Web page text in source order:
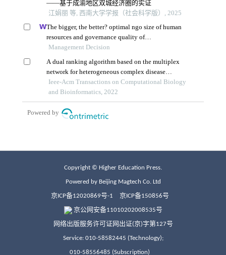
Copyright © Higher Education Press.
Powered by Beijing Magtech Co. Ltd
京ICP备12020869号-1 京ICP备150856号
京公网安备11010202008535号
网络出版服务许可证网出证(京)字第127号
Service: 010-58582445 (Technology);
010-58556485 (Subscription)